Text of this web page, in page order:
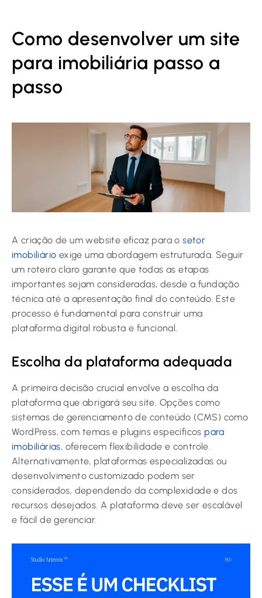
Como desenvolver um site
para imobiliária passo a
passo
A criação de um website eficaz para osetor
imobiliário exige uma abordagem estruturada. Seguir
um roteiro claro garante que todas as etapas
importantes sejam consideradas, desde a fundação
técnica até a apresentação final do conteúdo. Este
processo é fundamental para construir uma
plataforma digital robusta e funcional.
Escolha da plataforma adequada
A primeira decisão crucial envolve a escolha da
plataforma que abrigará seu site. Opções como
sistemas de gerenciamento de conteúdo (CMS) como
WordPress, com temas e plugins específicos para
imobiliárias, oferecem flexibilidade e controle.
Alternativamente, plataformas especializadas ou
desenvolvimento customizado podem ser
considerados, dependendo da complexidade e dos
recursos desejados. A plataforma deve ser escalável
e fácil de gerenciar.